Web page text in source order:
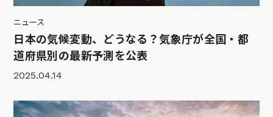
ニュース
日本の気候変動、どうなる？気象庁が全国・都
道府県別の最新予測を公表
2025.04.14